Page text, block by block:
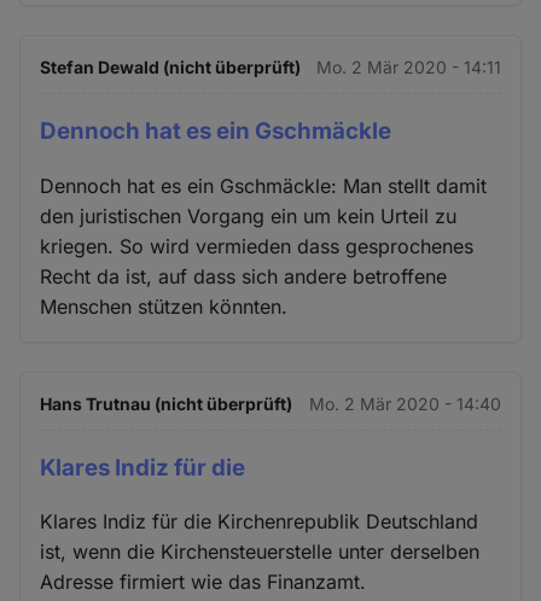
Stefan Dewald (nicht überprüft) Mo. 2 Mär 2020 - 14:11
Dennoch hat es ein Gschmäckle
Dennoch hat es ein Gschmäckle: Man stellt damit
den juristischen Vorgang ein um kein Urteil zu
kriegen. So wird vermieden dass gesprochenes
Recht da ist, auf dass sich andere betroffene
Menschen stützen könnten.
Hans Trutnau (nicht überprüft) Mo. 2 Mär 2020 - 14:40
Klares Indiz für die
Klares Indiz für die Kirchenrepublik Deutschland
ist, wenn die Kirchensteuerstelle unter derselben
Adresse firmiert wie das Finanzamt.